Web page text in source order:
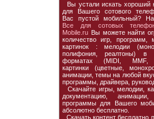
Вы устали искать хороший
для Вашего сотового
Вас пустой мобильный?
Все для сотовых
Mobile.ru Вы можете найти
количество игр, программ,
картинок : мелодии
полифония, реалтоны) в
форматах (MIDI, MMF,
картинки (цветные,
анимации, темы на любой
программы, драйвера,
Скачайте игры, мелодии,
документацию,
программы для Вашего
абсолютно бесплатно.
Скачать контент бесплатно